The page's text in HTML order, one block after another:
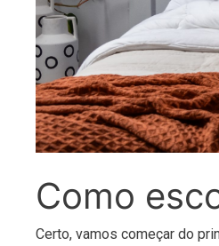
Como
Certo, vamos começar do